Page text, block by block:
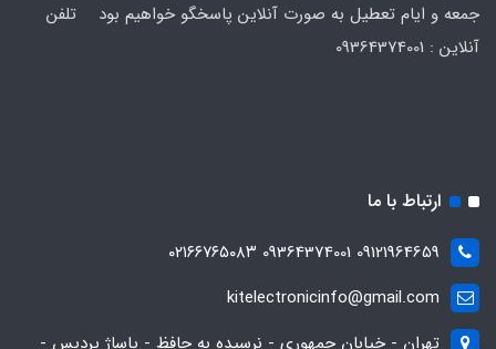
جمعه و ایام تعطیل به صورت آنلاین پاسخگو خواهیم بود تلفن
ارتباط با ما
09121964659 09364374001 ۰۲۱۶۶۷۶۵۰۸۳
kitelectronicinfo@gmail.com
تهران - خیابان جمهوری - نرسیده به حافظ - پاساژ پردیس -